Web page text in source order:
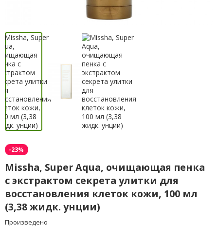
-23%
Missha, Super Aqua, очищающая пенка
с экстрактом секрета улитки для
восстановления клеток кожи, 100 мл
(3,38 жидк. унции)
Произведено